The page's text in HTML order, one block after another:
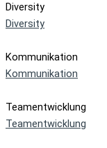
Diversity
Diversity
Kommunikation
Kommunikation
Teamentwicklung
Teamentwicklung